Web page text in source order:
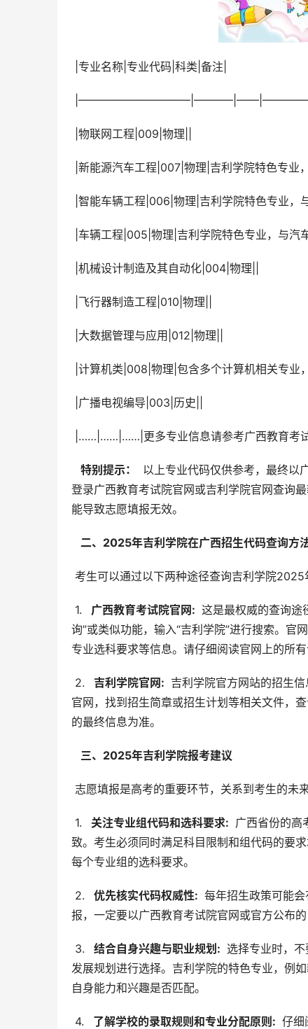
|专业名称|专业代码|科类|备注|
|物联网工程|009|物理||
|新能源汽车工程|007|物理|吉利学院特色专业
|智能车辆工程|006|物理|吉利学院特色专业，
|车辆工程|005|物理|吉利学院特色专业，与汽
|机械设计制造及其自动化|004|物理||
|飞行器制造工程|010|物理||
|大数据管理与应用|012|物理||
|计算机类|008|物理|包含多个计算机相关专业
|广播电视编导|003|历史||
|……|……|……|更多专业信息请参考广西教育考
  特别提示：
以上专业代码仅供参考，最终以
登录广西教育考试院官网或吉利学院官网查询
能导致志愿填报无效。
二、2025年吉利学院在广西招生代码查询方
考生可以通过以下两种途径查询吉利学院2025
1.
  广西教育考试院官网:
这是最权威的查询途
询”或类似功能，输入“吉利学院”进行搜索。官
专业选科要求等信息。请仔细阅读官网上的所有
2.
  吉利学院官网:
吉利学院官方网站的招生
官网，找到招生简章或招生计划等相关文件，
的最终信息为准。
  三、2025年吉利学院报考建议
志愿填报是高考的重要环节，关系到考生的未
1.
  关注专业组代码和选科要求:
广西省份的高
致。考生必须同时满足科目限制和组代码的要
每个专业组的选科要求。
2.
  优先核实代码权威性:
每年招生政策可能
报，一定要以广西教育考试院官网或官方公布的
3.
  结合自身兴趣与职业规划:
选择专业时，
发展规划进行选择。吉利学院的特色专业，例
自身能力和兴趣是否匹配。
4.
  了解学校的录取规则和专业分配原则:
仔细